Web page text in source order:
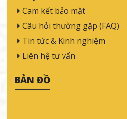
Cam kết bảo mật
Câu hỏi thường gặp (FAQ)
Tin tức & Kinh nghiệm
Liên hệ tư vấn
BẢN ĐỒ